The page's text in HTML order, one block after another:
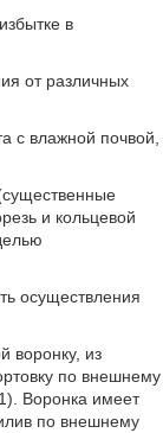
в
от различных
с влажной почвой,
и кольцевой
осуществления
воронку, из
по внешнему
Воронка имеет
по внешнему